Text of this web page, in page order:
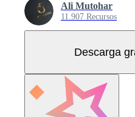
Ali Mutohar
11.907 Recursos
Descarga